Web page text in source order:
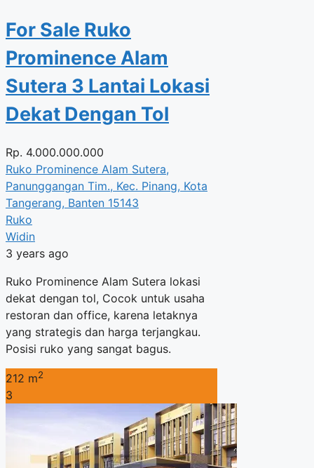
For Sale Ruko
Prominence Alam
Sutera 3 Lantai Lokasi
Dekat Dengan Tol
Rp. 4.000.000.000
Ruko Prominence Alam Sutera,
Panunggangan Tim., Kec. Pinang, Kota
Tangerang, Banten 15143
Ruko
Widin
3 years ago
Ruko Prominence Alam Sutera lokasi
dekat dengan tol, Cocok untuk usaha
restoran dan office, karena letaknya
yang strategis dan harga terjangkau.
Posisi ruko yang sangat bagus.
212 m2
3